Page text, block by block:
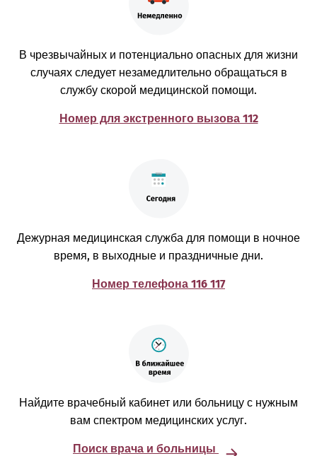
В чрезвычайных и потенциально опасных для жизни
случаях следует незамедлительно обращаться в
службу скорой медицинской помощи.
Номер для экстренного вызова 112
Дежурная медицинская служба для помощи в ночное
время, в выходные и праздничные дни.
Номер телефона 116 117
Найдите врачебный кабинет или больницу с нужным
вам спектром медицинских услуг.
Поиск врача и больницы